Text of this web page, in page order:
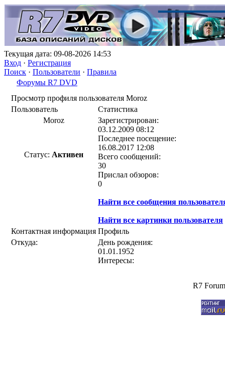
Текущая дата: 09-08-2026 14:53
Вход · Регистрация
Поиск · Пользователи · Правила
Форумы R7 DVD
Просмотр профиля пользователя Moroz
Пользователь
Статистика
Moroz
Статус: Активен
Зарегистрирован:
03.12.2009 08:12
Последнее посещение:
16.08.2017 12:08
Всего сообщений:
30
Прислал обзоров:
0
Найти все сообщения
Найти все картинки пользователя
Контактная информация Профиль
Откуда:
День рождения:
01.01.1952
Интересы:
R7